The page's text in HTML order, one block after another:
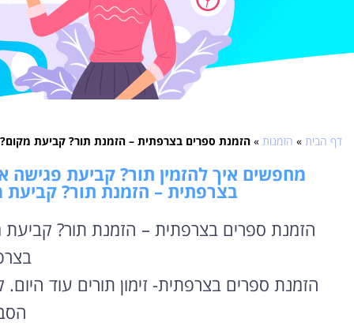
דף הבית » הזמנות » הזמנת ספרים בצרפתית – הזמנת תור? קביעת
מחפשים איך להזמין תור? קביעת פגישה
בצרפתית – הזמנת תור? קביעת
הזמנת ספרים בצרפתית – הזמנת תור?
הזמנת ספרים בצרפתית- זימון תורים עוד